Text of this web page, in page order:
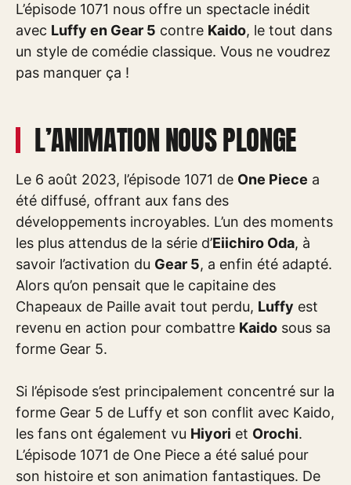
L’épisode 1071 nous offre un spectacle inédit
avec Luffy en Gear 5 contre Kaido, le tout dans
un style de comédie classique. Vous ne voudrez
pas manquer ça !
L’ANIMATION NOUS PLONGE
Le 6 août 2023, l’épisode 1071 de One Piece a
été diffusé, offrant aux fans des
développements incroyables. L’un des moments
les plus attendus de la série d’Eiichiro Oda, à
savoir l’activation du Gear 5, a enfin été adapté.
Alors qu’on pensait que le capitaine des
Chapeaux de Paille avait tout perdu, Luffy est
revenu en action pour combattre Kaido sous sa
forme Gear 5.
Si l’épisode s’est principalement concentré sur la
forme Gear 5 de Luffy et son conflit avec Kaido,
les fans ont également vu Hiyori et Orochi.
L’épisode 1071 de One Piece a été salué pour
son histoire et son animation fantastiques. De